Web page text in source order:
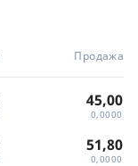
Продажа
45,00
0,0000
51,80
0,0000